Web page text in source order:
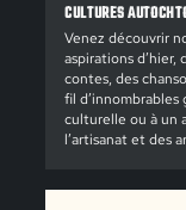
CULTURES
Venez découvrir
aspirations d’hier,
contes, des
fil
culturelle ou à un
l’artisanat et des